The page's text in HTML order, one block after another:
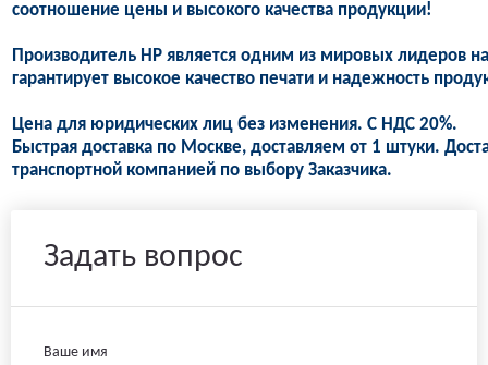
соотношение цены и высокого качества продукции!
Производитель HP является одним из мировых лидеров
гарантирует высокое качество печати и надежность
Цена для юридических лиц без изменения. С НДС 20%.
Быстрая доставка по Москве, доставляем от 1 штуки.
транспортной компанией по выбору Заказчика.
Задать вопрос
Ваше имя